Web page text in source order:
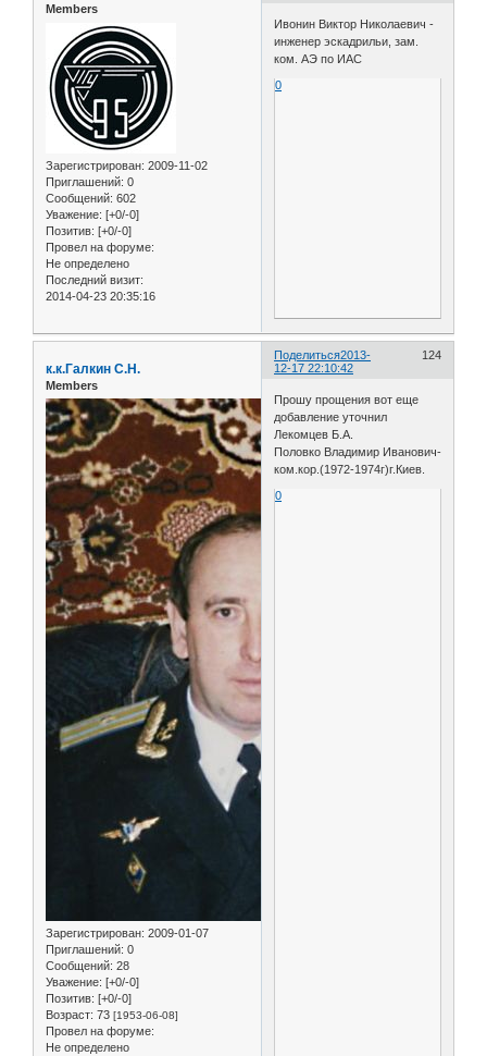
Members
Зарегистрирован: 2009-11-02
Приглашений: 0
Сообщений: 602
Уважение: [+0/-0]
Позитив: [+0/-0]
Провел на форуме:
Не определено
Последний визит:
2014-04-23 20:35:16
Ивонин Виктор Николаевич -
инженер эскадрильи, зам.
ком. АЭ по ИАС
0
Поделиться 124
2013-
12-17 22:10:42
к.к.Галкин С.Н.
Members
Зарегистрирован: 2009-01-07
Приглашений: 0
Сообщений: 28
Уважение: [+0/-0]
Позитив: [+0/-0]
Возраст: 73 [1953-06-08]
Провел на форуме:
Не определено
Прошу прощения вот еще
добавление уточнил
Лекомцев Б.А.
Половко Владимир Иванович-
ком.кор.(1972-1974г)г.Киев.
0